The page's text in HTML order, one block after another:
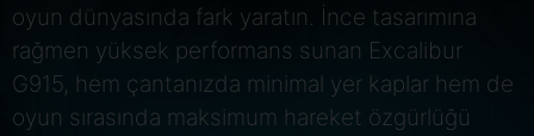
oyun dünyasında fark yaratın. İnce tasarımına
rağmen yüksek performans sunan Excalibur
G915, hem çantanızda minimal yer kaplar hem de
oyun sırasında maksimum hareket özgürlüğü